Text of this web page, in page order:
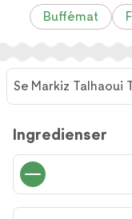
Buffémat
Se Markiz
Ingredienser